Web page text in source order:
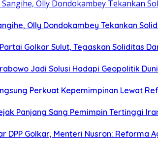
Olly Dondokambey Tekankan
Golkar Sulut, Tegaskan Soliditas
Jadi Solusi Hadapi Geopolitik
Perkuat Kepemimpinan Lewat
Panjang Sang Pemimpin Tertinggi
DPP Golkar, Menteri Nusron: Reforma